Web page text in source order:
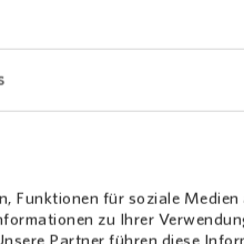
Funktionen für soziale
zu Ihrer
mit dem Slogan des
bunt“ kombiniert. In
bunten Bänder ein großes
– und wie viel Farbe und Leben
ist.
Westerfilde bunt zu